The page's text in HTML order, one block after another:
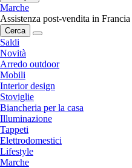
Marche
Assistenza post-vendita in Francia
Cerca
Saldi
Novità
Arredo outdoor
Mobili
Interior design
Stoviglie
Biancheria per la casa
Illuminazione
Tappeti
Elettrodomestici
Lifestyle
Marche